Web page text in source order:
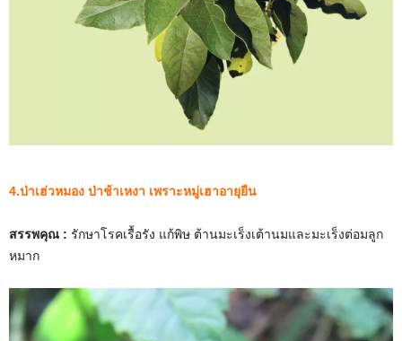
4.ป่าเฮ่วหมอง ป่าช้าเหงา เพราะหมู่เฮาอายุยืน
สรรพคุณ : รักษาโรคเรื้อรัง แก้พิษ ต้านมะเร็งเต้านมและมะเร็งต่อมลูก
หมาก